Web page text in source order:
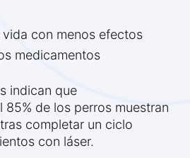
con menos efectos
medicamentos
indican que
85% de los perros muestran
completar un ciclo
con láser.